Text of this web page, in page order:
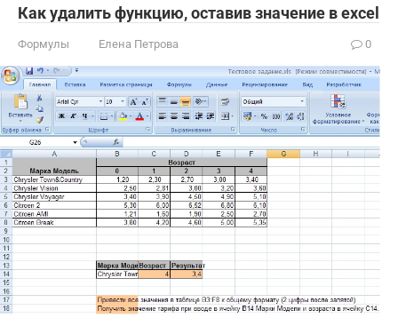
Как удалить функцию, оставив значение в excel
Формулы Елена Петрова 0